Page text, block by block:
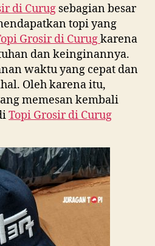
di Curug sebagian besar
topi yang
Grosir di Curugkarena
dan keinginannya.
waktu yang cepat dan
Oleh karena itu,
memesan kembali
Topi Grosir di Curug